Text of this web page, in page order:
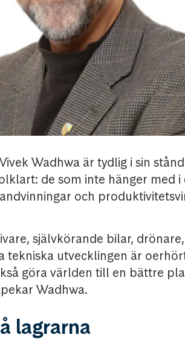
Wadhwa är tydlig i sin
de som inte hänger med i
och
självkörande bilar,
tekniska utvecklingen är
göra världen till en bättre
Wadhwa.
lagrarna